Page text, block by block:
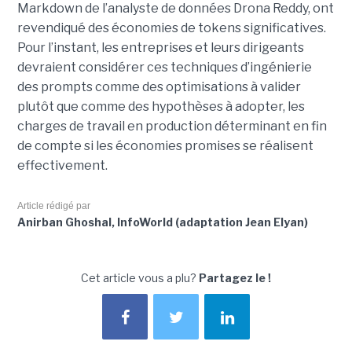
Markdown de l’analyste de données Drona Reddy, ont
revendiqué des économies de tokens significatives.
Pour l’instant, les entreprises et leurs dirigeants
devraient considérer ces techniques d’ingénierie
des prompts comme des optimisations à valider
plutôt que comme des hypothèses à adopter, les
charges de travail en production déterminant en fin
de compte si les économies promises se réalisent
effectivement.
Article rédigé par
Anirban Ghoshal, InfoWorld (adaptation Jean Elyan)
Cet article vous a plu? Partagez le !